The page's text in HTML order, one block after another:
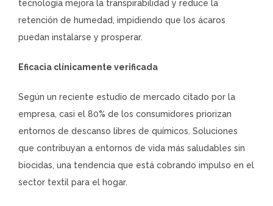
tecnología mejora la transpirabilidad y reduce la
retención de humedad, impidiendo que los ácaros
puedan instalarse y prosperar.
Eficacia clínicamente verificada
Según un reciente estudio de mercado citado por la
empresa, casi el 80% de los consumidores priorizan
entornos de descanso libres de químicos. Soluciones
que contribuyan a entornos de vida más saludables sin
biocidas, una tendencia que está cobrando impulso en el
sector textil para el hogar.